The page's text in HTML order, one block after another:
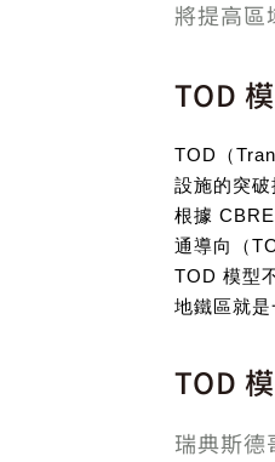
將提高區
TOD
TOD（
設施的突
根據
通導向（
TOD 模型
地鐵區就
TOD
瑞典斯德